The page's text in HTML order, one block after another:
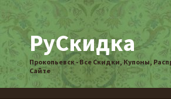
РуСкидка
Прокопьевск - Все Скидки, Купоны,
Сайте